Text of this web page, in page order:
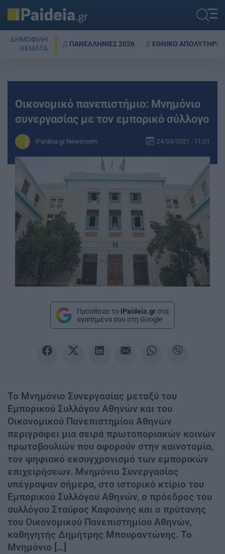
ΔΗΜΟΦΙΛΗ
ΘΕΜΑΤΑ
ΠΑΝΕΛΛΗΝΙΕΣ 2026 ΕΘΝΙΚΟ ΑΠΟΛΥΤΗΡΙΟ
Οικονομικό πανεπιστήμιο: Μνημόνιο
συνεργασίας με τον εμπορικό σύλλογο
iPaideia.gr Newsroom 24/04/2021 - 11:01
Πρόσθεσε το iPaideia.gr στα
αγαπημένα σου στη Google
Το Μνημόνιο Συνεργασίας μεταξύ του
Εμπορικού Συλλόγου Αθηνών και του
Οικονομικού Πανεπιστημίου Αθηνών
περιγράφει μια σειρά πρωτοποριακών κοινών
πρωτοβουλιών που αφορούν στην καινοτομία,
τον ψηφιακό εκσυγχρονισμό των εμπορικών
επιχειρήσεων. Μνημόνιο Συνεργασίας
υπέγραψαν σήμερα, στο ιστορικό κτίριο του
Εμπορικού Συλλόγου Αθηνών, ο πρόεδρος του
συλλόγου Σταύρος Καφούνης και ο πρύτανης
του Οικονομικού Πανεπιστημίου Αθηνών,
καθηγητής Δημήτρης Μπουραντώνης. Το
Μνημόνιο […]